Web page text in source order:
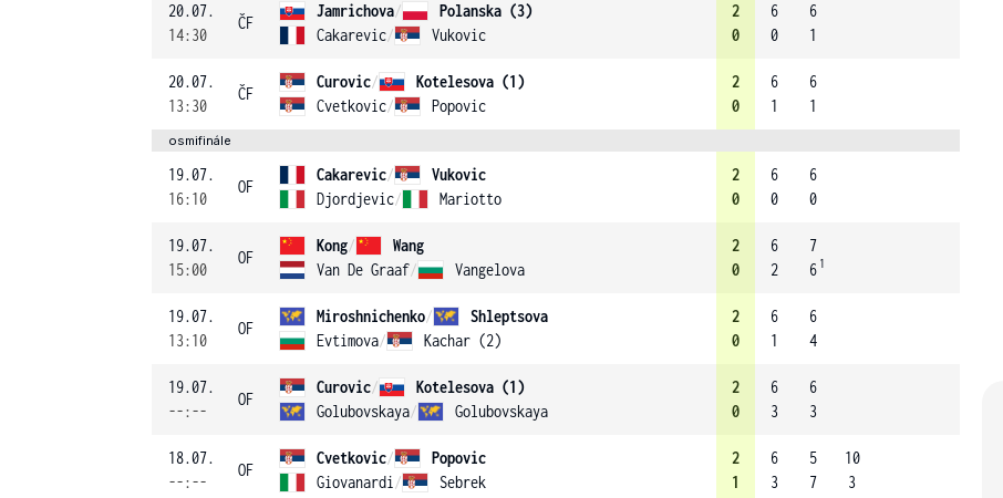
20.07.
14:30
ČF
Jamrichova/
Polanska (3)
Cakarevic/ Vukovic
2
0
6
0
6
1
20.07.
13:30
ČF
Curovic/
Kotelesova (1)
Cvetkovic/ Popovic
2
0
6
1
6
1
osmifinále
19.07.
16:10
OF
Cakarevic/
Vukovic
Djordjevic/ Mariotto
2
0
6
0
6
0
19.07.
15:00
OF
Kong/
Wang
Van De Graaf/ Vangelova
2
0
6
2
7
6 1
19.07.
13:10
OF
Miroshnichenko/
Shleptsova
Evtimova/ Kachar (2)
2
0
6
1
6
4
19.07.
--:--
OF
Curovic/
Kotelesova (1)
Golubovskaya/ Golubovskaya
2
0
6
3
6
3
18.07.
--:--
OF
Cvetkovic/
Popovic
Giovanardi / Sebrek
2
1
6
3
5
7
10
3